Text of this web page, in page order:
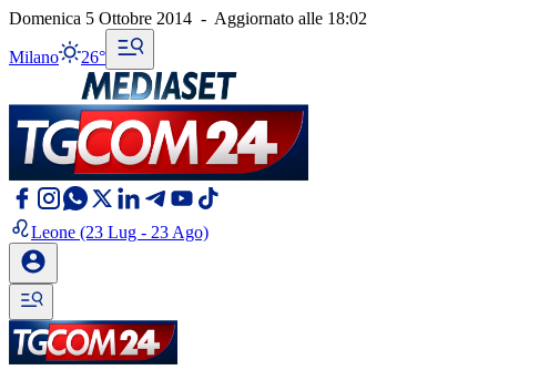
Domenica 5 Ottobre 2014 - Aggiornato alle 18:02
Milano 26°
Leone (23 Lug - 23 Ago)